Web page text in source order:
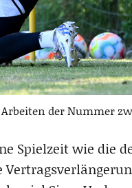
der Nummer
Spielzeit wie die